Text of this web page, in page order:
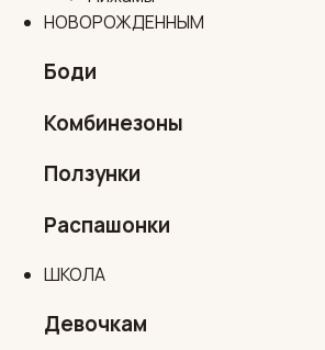
НОВОРОЖДЕННЫМ
Боди
Комбинезоны
Ползунки
Распашонки
ШКОЛА
Девочкам